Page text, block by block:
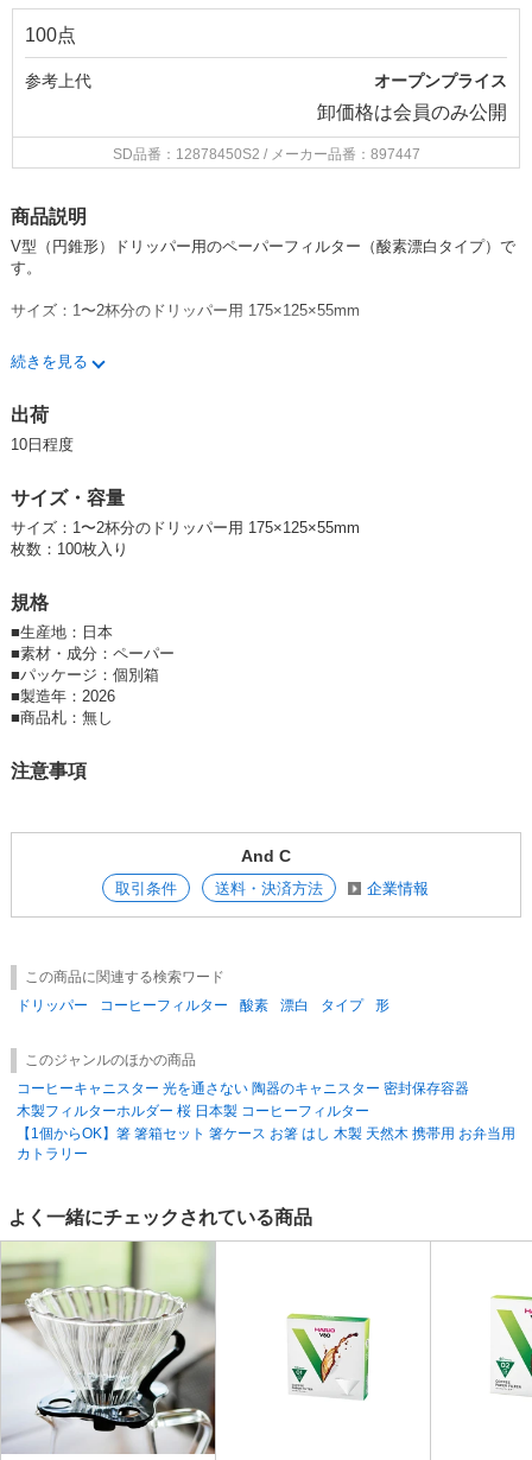
100点
参考上代 オープンプライス
卸価格は会員のみ公開
SD品番：12878450S2 / メーカー品番：897447
商品説明
V型（円錐形）ドリッパー用のペーパーフィルター（酸素漂白タイプ）で
す。
サイズ：1〜2杯分のドリッパー用 175×125×55mm
枚数：100枚入り
適応するドリッパー：V型（円錐形）タイプ
続きを見る
出荷
10日程度
サイズ・容量
サイズ：1〜2杯分のドリッパー用 175×125×55mm
枚数：100枚入り
規格
■生産地：日本
■素材・成分：ペーパー
■パッケージ：個別箱
■製造年：2026
■商品札：無し
注意事項
And C
取引条件 送料・決済方法 企業情報
この商品に関連する検索ワード
ドリッパー
コーヒーフィルター 酸素 漂白 タイプ 形
このジャンルのほかの商品
コーヒーキャニスター 光を通さない 陶器のキャニスター 密封保存容器
木製フィルターホルダー 桜 日本製 コーヒーフィルター
【1個からOK】箸 箸箱セット 箸ケース お箸 はし 木製 天然木 携帯用 お弁当用
カトラリー
よく一緒にチェックされている商品